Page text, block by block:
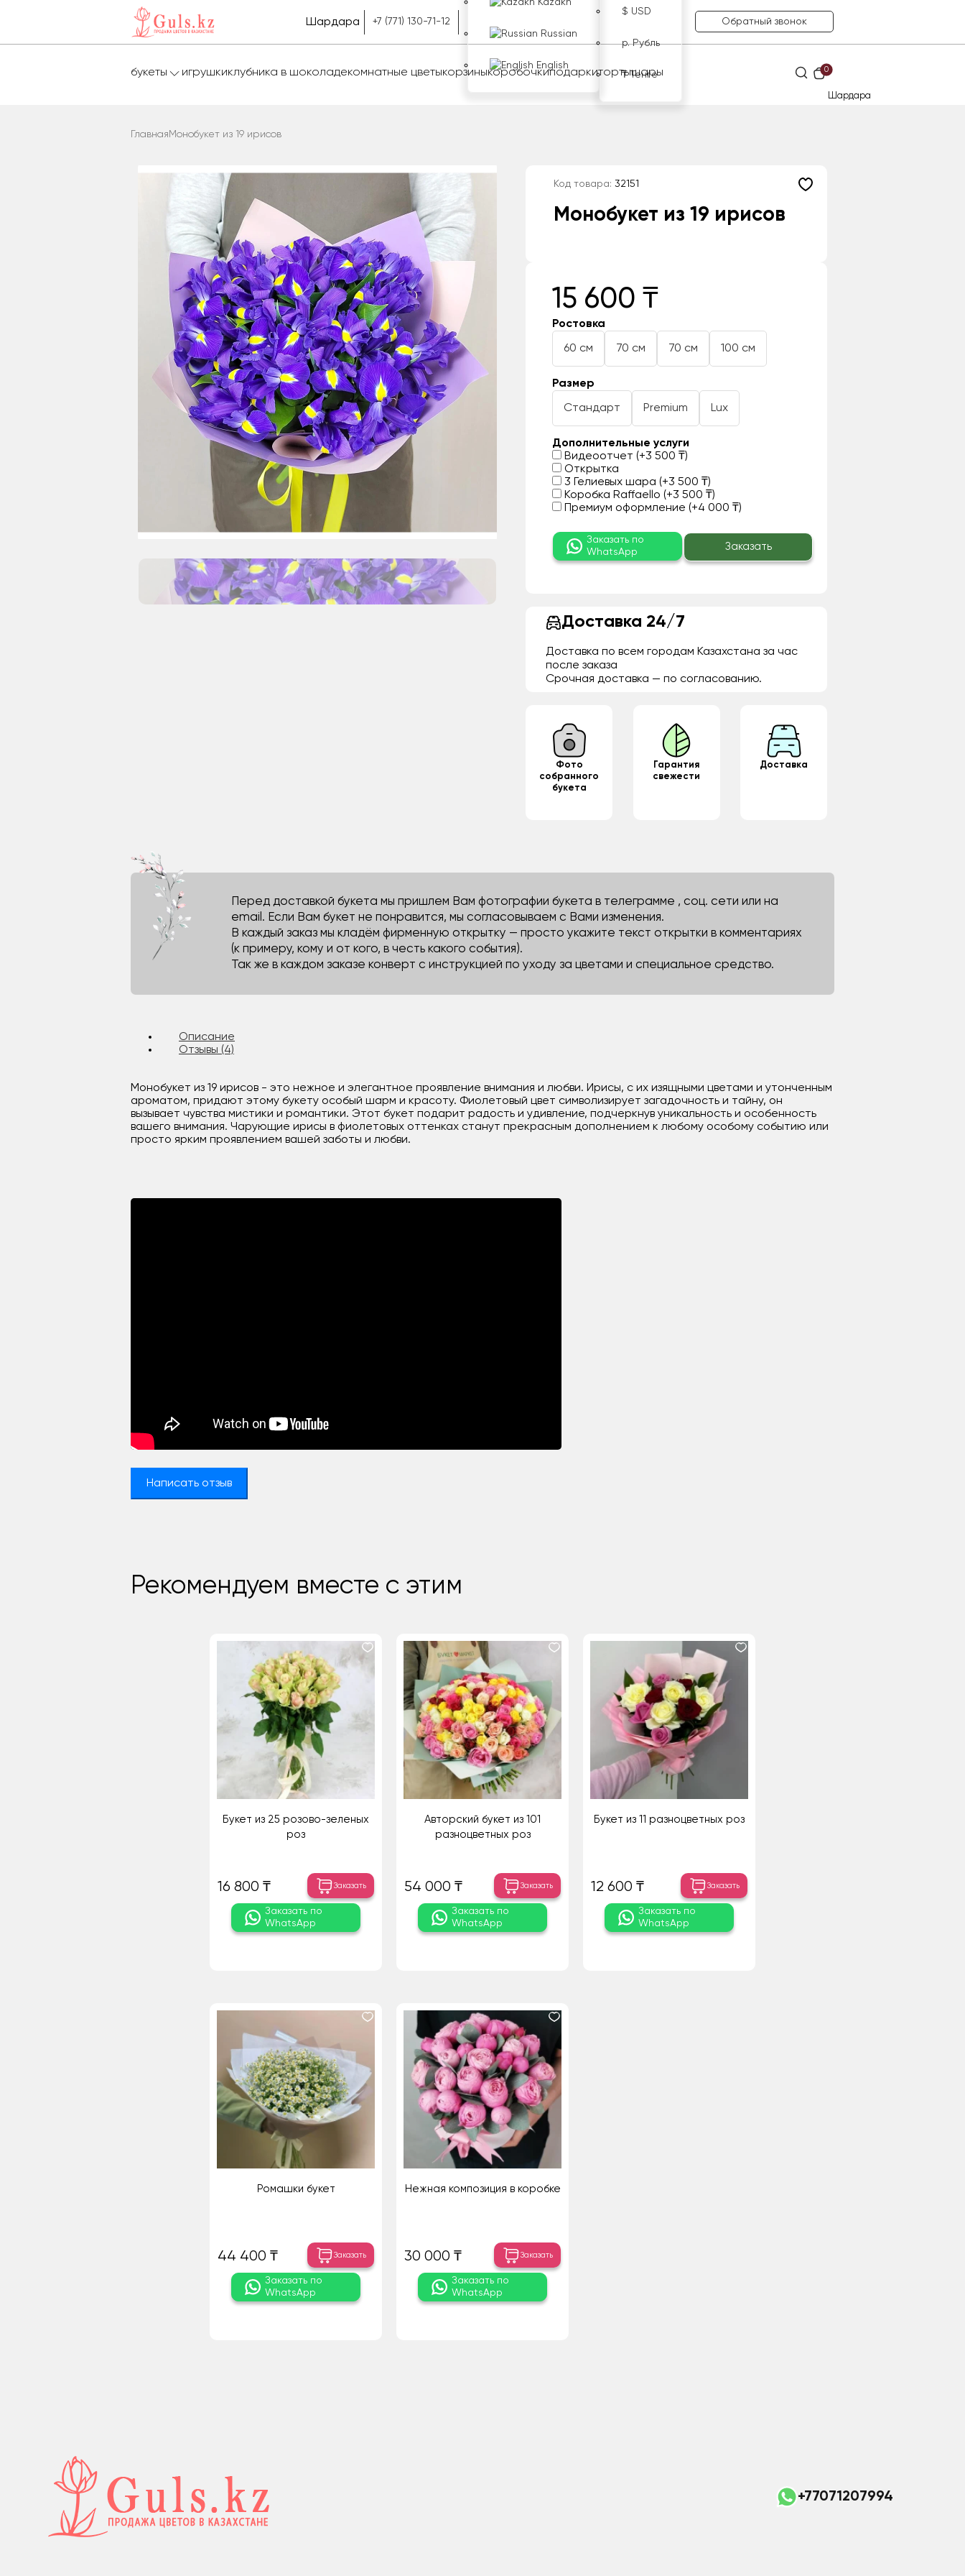
Шардара +7 (771) 130-71-12
Kazakh
Russian
English
$ USD
р. Рубль
₸ Тенге
Обратный звонок
букеты игрушкиклубника в шоколадекомнатные цветыкорзиныкоробочкиподаркитортышары 0
Шардара
Главная Монобукет из 19 ирисов
Код товара: 32151
Монобукет из 19 ирисов
15 600 ₸
Ростовка
60 см 70 см 70 см 100 см
Размер
Стандарт Premium Lux
Дополнительные услуги
Видеоотчет (+3 500 ₸)
Открытка
3 Гелиевых шара (+3 500 ₸)
Коробка Raffaello (+3 500 ₸)
Премиум оформление (+4 000 ₸)
Заказать по
WhatsApp
Заказать
Доставка 24/7
Доставка по всем городам Казахстана за час
после заказа
Срочная доставка — по согласованию.
Фото
собранного
букета
Гарантия
свежести
Доставка
Перед доставкой букета мы пришлем Вам фотографии букета в телеграмме , соц. сети или на
email. Если Вам букет не понравится, мы согласовываем с Вами изменения.
В каждый заказ мы кладём фирменную открытку — просто укажите текст открытки в комментариях
(к примеру, кому и от кого, в честь какого события).
Так же в каждом заказе конверт с инструкцией по уходу за цветами и специальное средство.
Описание
Отзывы (4)
Монобукет из 19 ирисов - это нежное и элегантное проявление внимания и любви. Ирисы, с их изящными цветами и утонченным
ароматом, придают этому букету особый шарм и красоту. Фиолетовый цвет символизирует загадочность и тайну, он
вызывает чувства мистики и романтики. Этот букет подарит радость и удивление, подчеркнув уникальность и особенность
вашего внимания. Чарующие ирисы в фиолетовых оттенках станут прекрасным дополнением к любому особому событию или
просто ярким проявлением вашей заботы и любви.
Написать отзыв
Рекомендуем вместе с этим
Букет из 25 розово-зеленых
роз
16 800 ₸ Заказать
Заказать по
WhatsApp
Авторский букет из 101
разноцветных роз
54 000 ₸ Заказать
Заказать по
WhatsApp
Букет из 11 разноцветных роз
12 600 ₸ Заказать
Заказать по
WhatsApp
Ромашки букет
44 400 ₸ Заказать
Заказать по
WhatsApp
Нежная композиция в коробке
30 000 ₸ Заказать
Заказать по
WhatsApp
+77071207994